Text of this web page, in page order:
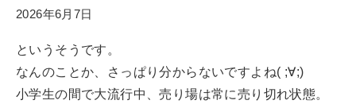
2026年6月7日
というそうです。
なんのことか、さっぱり分からないですよね( ;∀;)
小学生の間で大流行中、売り場は常に売り切れ状態。